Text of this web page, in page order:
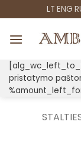
to
content
LT ENG
pristatymo